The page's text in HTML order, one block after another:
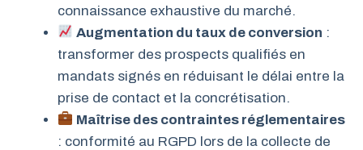
connaissance exhaustive du marché.
Augmentation du taux de conversion :
transformer des prospects qualifiés en
mandats signés en réduisant le délai entre la
prise de contact et la concrétisation.
Maîtrise des contraintes réglementaires
: conformité au RGPD lors de la collecte de